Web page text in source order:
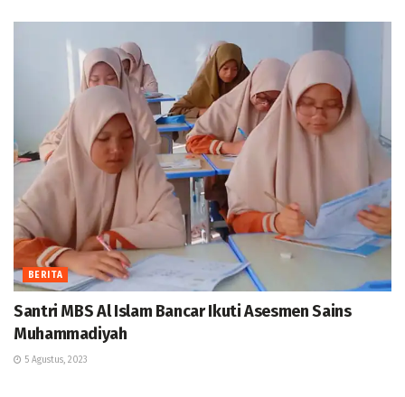
BERITA
Santri MBS Al Islam Bancar Ikuti Asesmen Sains
Muhammadiyah
5 Agustus, 2023